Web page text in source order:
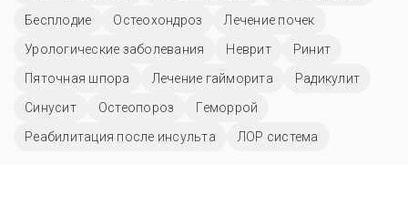
Бесплодие
Остеохондроз
Лечение почек
Урологические заболевания
Неврит
Ринит
Пяточная шпора
Лечение гайморита
Радикулит
Синусит
Остеопороз
Геморрой
Реабилитация после инсульта
ЛОР система